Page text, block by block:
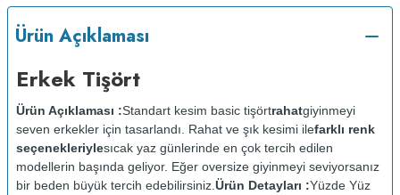
Ürün Açıklaması
Erkek Tişört
Ürün Açıklaması :Standart kesim basic tişörtrahatgiyinmeyi
seven erkekler için tasarlandı. Rahat ve şık kesimi ilefarklı renk
seçenekleriylesıcak yaz günlerinde en çok tercih edilen
modellerin başında geliyor. Eğer oversize giyinmeyi seviyorsanız
bir beden büyük tercih edebilirsiniz. Ürün Detayları :Yüzde Yüz